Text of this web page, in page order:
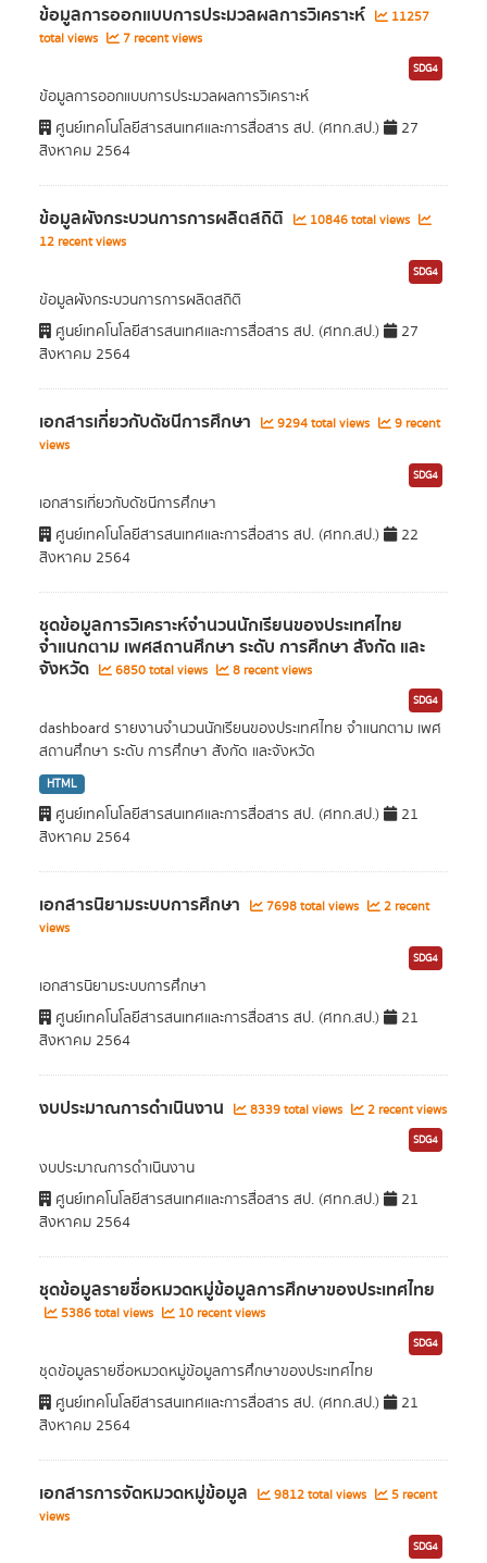
ข้อมูลการออกแบบการประมวลผลการวิเคราะห์
11257
total views
7 recent views
SDG4
ข้อมูลการออกแบบการประมวลผลการวิเคราะห์
ศูนย์เทคโนโลยีสารสนเทศและการสื่อสาร สป. (ศทก.สป.)
27
สิงหาคม 2564
ข้อมูลผังกระบวนการการผลิตสถิติ
10846 total views
12 recent views
SDG4
ข้อมูลผังกระบวนการการผลิตสถิติ
ศูนย์เทคโนโลยีสารสนเทศและการสื่อสาร สป. (ศทก.สป.)
27
สิงหาคม 2564
เอกสารเกี่ยวกับดัชนีการศึกษา 9294 total views
9 recent
views
SDG4
เอกสารเกี่ยวกับดัชนีการศึกษา
ศูนย์เทคโนโลยีสารสนเทศและการสื่อสาร สป. (ศทก.สป.)
22
สิงหาคม 2564
ชุดข้อมูลการวิเคราะห์จำนวนนักเรียนของประเทศไทย
จำแนกตาม เพศสถานศึกษา ระดับ การศึกษา สังกัด และ
จังหวัด 6850 total views 8 recent views
SDG4
dashboard รายงานจำนวนนักเรียนของประเทศไทย จำแนกตาม เพศ
สถานศึกษา ระดับ การศึกษา สังกัด และจังหวัด
HTML
ศูนย์เทคโนโลยีสารสนเทศและการสื่อสาร สป. (ศทก.สป.)
21
สิงหาคม 2564
เอกสารนิยามระบบการศึกษา 7698 total views
2 recent
views
SDG4
เอกสารนิยามระบบการศึกษา
ศูนย์เทคโนโลยีสารสนเทศและการสื่อสาร สป. (ศทก.สป.)
21
สิงหาคม 2564
งบประมาณการดำเนินงาน 8339 total views 2 recent views
SDG4
งบประมาณการดำเนินงาน
ศูนย์เทคโนโลยีสารสนเทศและการสื่อสาร สป. (ศทก.สป.)
21
สิงหาคม 2564
ชุดข้อมูลรายชื่อหมวดหมู่ข้อมูลการศึกษาของประเทศไทย
5386 total views 10 recent views
SDG4
ชุดข้อมูลรายชื่อหมวดหมู่ข้อมูลการศึกษาของประเทศไทย
ศูนย์เทคโนโลยีสารสนเทศและการสื่อสาร สป. (ศทก.สป.)
21
สิงหาคม 2564
เอกสารการจัดหมวดหมู่ข้อมูล 9812 total views
5 recent
views
SDG4